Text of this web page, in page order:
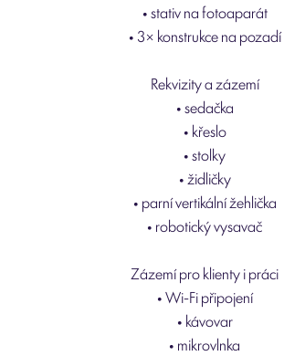
• stativ na fotoaparát
• 3× konstrukce na pozadí
Rekvizity a zázemí
• sedačka
• křeslo
• stolky
• židličky
• parní vertikální žehlička
• robotický vysavač
Zázemí pro klienty i práci
• Wi-Fi připojení
• kávovar
• mikrovlnka